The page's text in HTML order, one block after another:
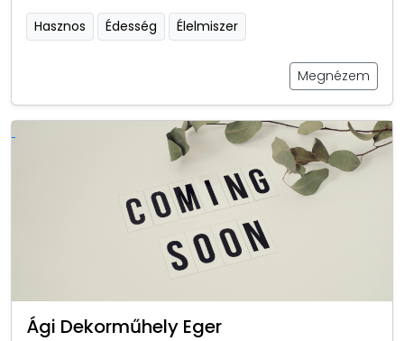
Hasznos Édesség Élelmiszer
Megnézem
Ági Dekorműhely Eger